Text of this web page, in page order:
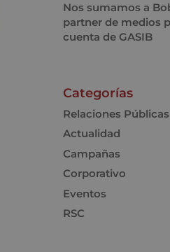
Nos sumamos a
partner de medios
cuenta de GASIB
Categorías
Relaciones Públicas
Actualidad
Campañas
Corporativo
Eventos
RSC